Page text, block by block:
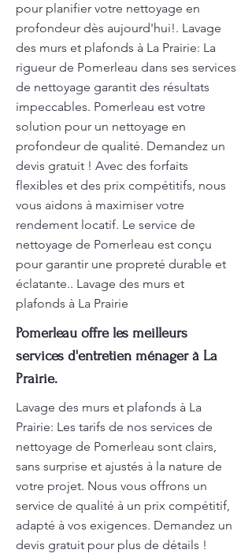
pour planifier votre nettoyage en
profondeur dès aujourd'hui!. Lavage
des murs et plafonds à La Prairie: La
rigueur de Pomerleau dans ses services
de nettoyage garantit des résultats
impeccables. Pomerleau est votre
solution pour un nettoyage en
profondeur de qualité. Demandez un
devis gratuit ! Avec des forfaits
flexibles et des prix compétitifs, nous
vous aidons à maximiser votre
rendement locatif. Le service de
nettoyage de Pomerleau est conçu
pour garantir une propreté durable et
éclatante.. Lavage des murs et
plafonds à La Prairie
Pomerleau offre les meilleurs
services d'entretien ménager à La
Prairie.
Lavage des murs et plafonds à La
Prairie: Les tarifs de nos services de
nettoyage de Pomerleau sont clairs,
sans surprise et ajustés à la nature de
votre projet. Nous vous offrons un
service de qualité à un prix compétitif,
adapté à vos exigences. Demandez un
devis gratuit pour plus de détails !